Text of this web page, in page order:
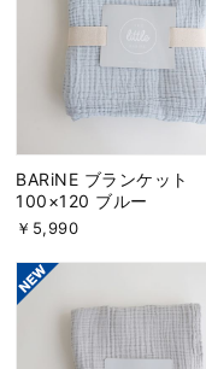
BARiNE ブランケット
100×120 ブルー
￥5,990